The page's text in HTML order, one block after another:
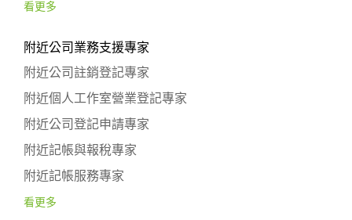
看更多
附近公司業務支援專家
附近公司註銷登記專家
附近個人工作室營業登記專家
附近公司登記申請專家
附近記帳與報稅專家
附近記帳服務專家
看更多